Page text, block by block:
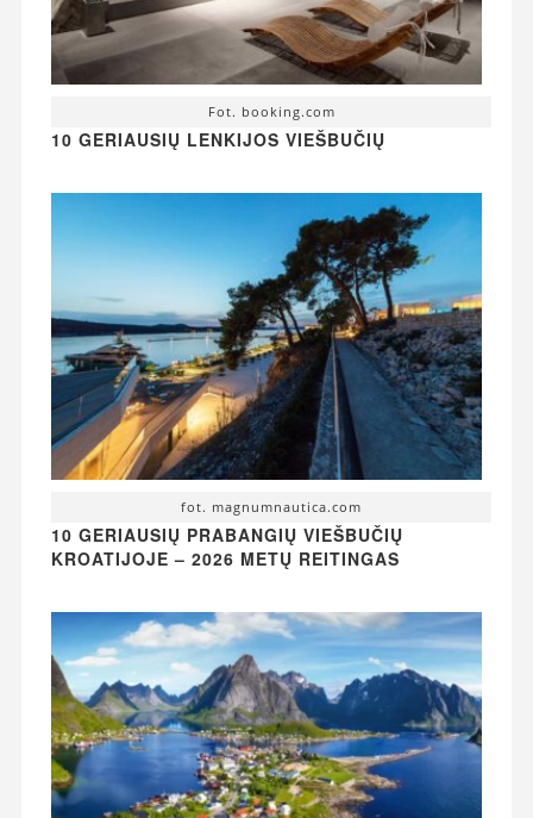
Fot. booking.com
10 GERIAUSIŲ LENKIJOS VIEŠBUČIŲ
fot. magnumnautica.com
10 GERIAUSIŲ PRABANGIŲ VIEŠBUČIŲ
KROATIJOJE – 2026 METŲ REITINGAS